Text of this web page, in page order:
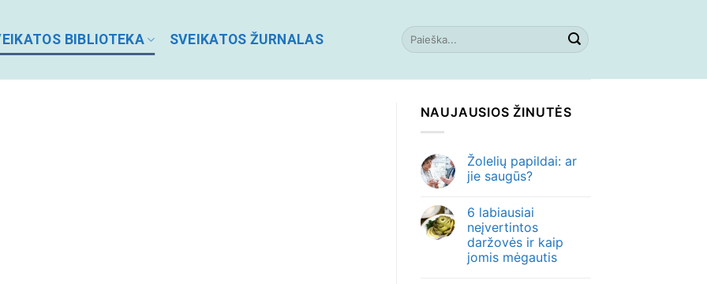
BIBLIOTEKA SVEIKATOS ŽURNALAS
NAUJAUSIOS ŽINUTĖS
Žolelių papildai: ar
jie saugūs?
6 labiausiai
neįvertintos
daržovės ir kaip
jomis mėgautis